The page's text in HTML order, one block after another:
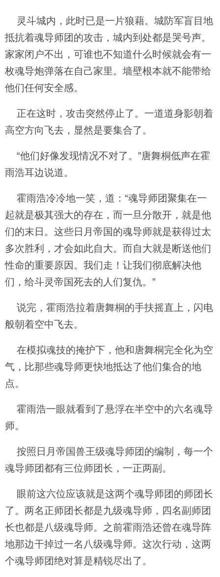
灵斗城内，此时已是一片狼藉。城防军盲目地
抵抗着魂导师团的攻击，城内到处都是哭号声。
家家闭户不出，可谁也不知道什么时候就会有一
枚魂导炮弹落在自己家里。墙壁根本就不能带给
他们任何安全感。
正在这时，攻击突然停止了。一道道身影朝着
高空方向飞去，显然是要集合了。
“他们好像发现情况不对了。”唐舞桐低声在霍
雨浩耳边说道。
霍雨浩冷冷地一笑，道：“魂导师团聚集在一
起就是极其强大的存在，而一旦分散开，就是他
们的末日。这些日月帝国的魂导师就是获得过太
多次胜利，才会如此自大。而自大就是断送他们
性命的重要原因。我们走！让我们彻底解决他
们，给斗灵帝国死去的人们复仇。”
说完，霍雨浩拉着唐舞桐的手扶摇直上，闪电
般朝着空中飞去。
在模拟魂技的掩护下，他和唐舞桐完全化为空
气，比那些魂导师更快地抵达了他们集合的地
点。
霍雨浩一眼就看到了悬浮在半空中的六名魂导
师。
按照日月帝国兽王级魂导师团的编制，每一个
魂导师团都有三位师团长，一正两副。
眼前这六位应该就是这两个魂导师团的师团长
了。两名正师团长都是九级魂导师，四名副师团
长也都是八级魂导师。之前霍雨浩还曾在魂导阵
地那边干掉过一名八级魂导师。这次行动，这两
个魂导师团绝对算是精锐尽出了。